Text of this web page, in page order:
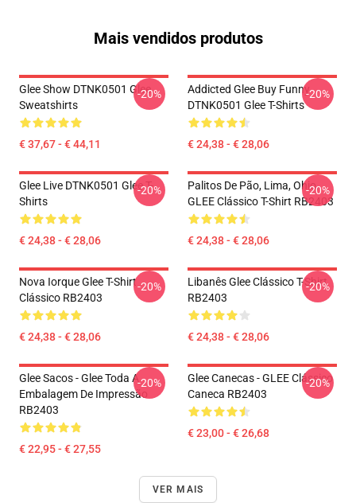
Mais vendidos produtos
Glee Show DTNK0501 Glee
Sweatshirts
€ 37,67 - € 44,11
-20%
Addicted Glee Buy Funny
DTNK0501 Glee T-Shirts
€ 24,38 - € 28,06
-20%
Glee Live DTNK0501 Glee T-
Shirts
€ 24,38 - € 28,06
-20%
Palitos De Pão, Lima, Ohio,
GLEE Clássico T-Shirt RB2403
€ 24,38 - € 28,06
-20%
Nova Iorque Glee T-Shirt
Clássico RB2403
€ 24,38 - € 28,06
-20%
Libanês Glee Clássico T-Shirt
RB2403
€ 24,38 - € 28,06
-20%
Glee Sacos - Glee Toda A
Embalagem De Impressão
RB2403
€ 22,95 - € 27,55
-20%
Glee Canecas - GLEE Clássico
Caneca RB2403
€ 23,00 - € 26,68
-20%
VER MAIS